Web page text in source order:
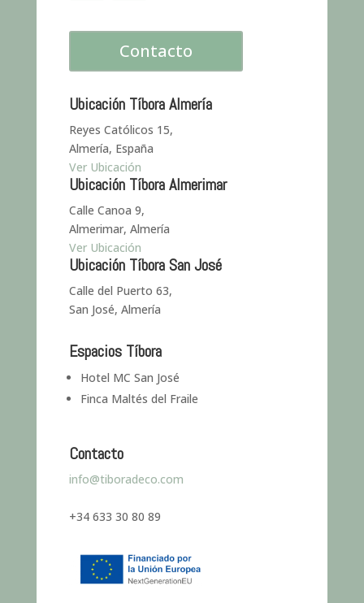
Contacto
Ubicación Tíbora Almería
Reyes Católicos 15,
Almería, España
Ver Ubicación
Ubicación Tíbora Almerimar
Calle Canoa 9,
Almerimar, Almería
Ver Ubicación
Ubicación Tíbora San José
Calle del Puerto 63,
San José, Almería
Espacios Tíbora
Hotel MC San José
Finca Maltés del Fraile
Contacto
info@tiboradeco.com
+34 633 30 80 89